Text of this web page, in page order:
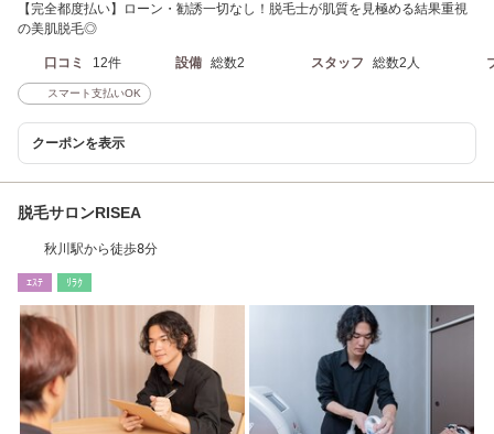
【完全都度払い】ローン・勧誘一切なし！脱毛士が肌質を見極める結果重視
の美肌脱毛◎
口コミ 12件 設備 総数2 スタッフ 総数2人
スマート支払いOK
クーポンを表示
脱毛サロンRISEA
秋川駅から徒歩8分
ｴｽﾃ ﾘﾗｸ